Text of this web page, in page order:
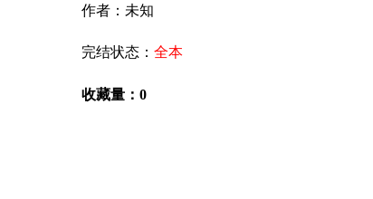
作者：未知
完结状态： 全本
收藏量：0